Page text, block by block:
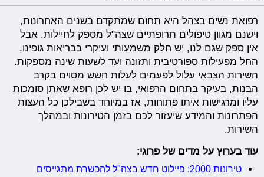
רפואת נשים בצהל היא תחום שמתקדם בשנים האחרונות,
וישנם מגוון טיפולים תרופתיים שצה"ל מספק לחיילות. אבל
אין ספק שגם לנו, יש חלק משמעותי ועיקרי בבריאות גופינו,
החל מפעילות ספורטיבית ותזונה ועד לשעות שינה מספקות.
השירות הצבאי עלול לפעמים לעלות חשש מסוים בקרב
הבנות, בעיקר בתחום הרפואי, בו יש לכן רופא שאתן סומכות
עליו ומרגישות איתו פתוחות, אז במיוחד בשבילכן כל העצות
הפתרונות והמידע שיעזור לכם בזמן הטירונות ובמהלך
השירות.
עוד בערוץ על מדים של פרוגי:
טירונות 2000: פיילוט חדש בצה"ל להכשרת מתגייסים